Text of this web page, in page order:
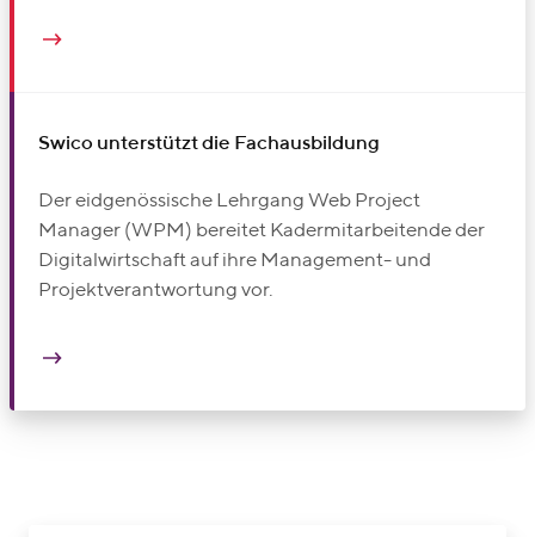
Swico unterstützt die Fachausbildung
Der eidgenössische Lehrgang Web Project
Manager (WPM) bereitet Kadermitarbeitende der
Digitalwirtschaft auf ihre Management- und
Projektverantwortung vor.